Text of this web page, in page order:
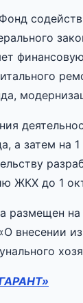
а затем на
ЖКХ до 1
размещен
внесении